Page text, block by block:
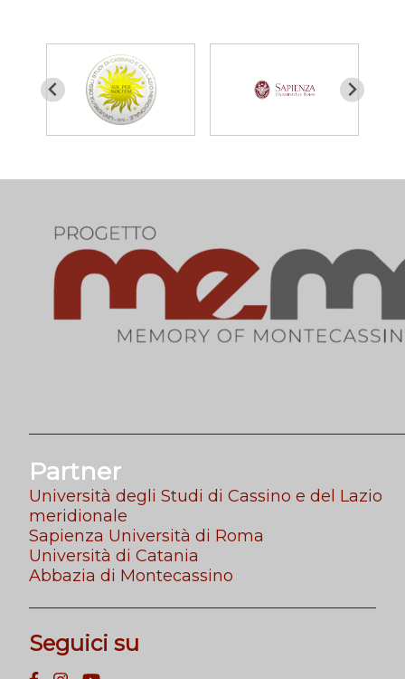
Partner
Università degli Studi di Cassino e del Lazio
meridionale
Sapienza Università di Roma
Università di Catania
Abbazia di Montecassino
Seguici su